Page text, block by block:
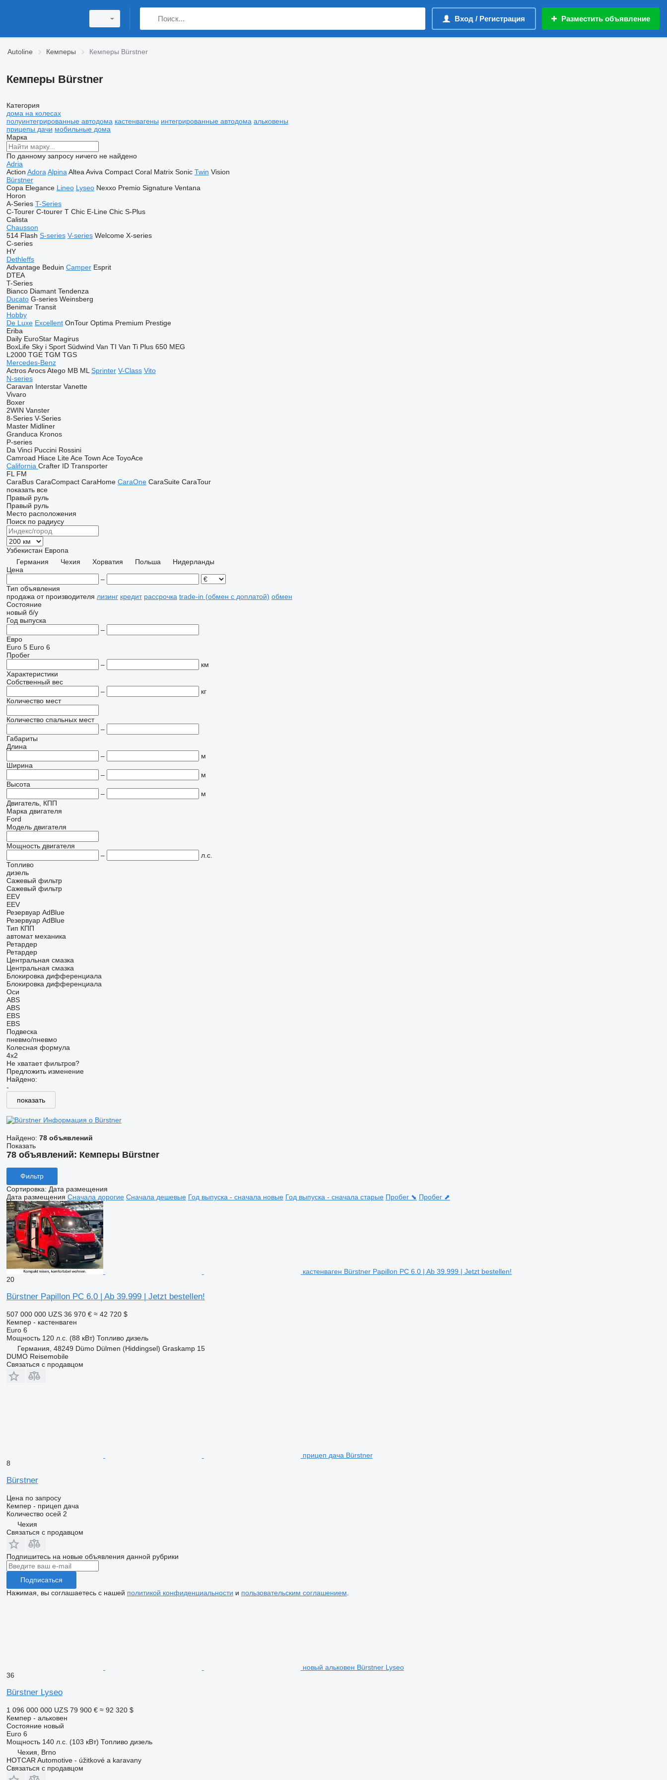
Вход / Регистрация Разместить объявление
Autoline Кемперы Кемперы Bürstner
Кемперы Bürstner
Категория
дома на колесах
полуинтегрированные автодома кастенвагены интегрированные автодома альковены
прицепы дачи мобильные дома
Марка
По данному запросу ничего не найдено
Adria
Action Adora Alpina Altea Aviva Compact Coral Matrix Sonic Twin Vision
Bürstner
Copa Elegance Lineo Lyseo Nexxo Premio Signature Ventana
Horon
A-Series T-Series
C-Tourer C-tourer T Chic E-Line Chic S-Plus
Calista
Chausson
514 Flash S-series V-series Welcome X-series
C-series
HY
Dethleffs
Advantage Beduin Camper Esprit
DTEA
T-Series
Bianco Diamant Tendenza
Ducato G-series Weinsberg
Benimar Transit
Hobby
De Luxe Excellent OnTour Optima Premium Prestige
Eriba
Daily EuroStar Magirus
BoxLife Sky i Sport Südwind Van TI Van Ti Plus 650 MEG
L2000 TGE TGM TGS
Mercedes-Benz
Actros Arocs Atego MB ML Sprinter V-Class Vito
N-series
Caravan Interstar Vanette
Vivaro
Boxer
2WIN Vanster
8-Series V-Series
Master Midliner
Granduca Kronos
P-series
Da Vinci Puccini Rossini
Camroad Hiace Lite Ace Town Ace ToyoAce
California Crafter ID Transporter
FL FM
CaraBus CaraCompact CaraHome CaraOne CaraSuite CaraTour
показать все
Правый руль
Правый руль
Место расположения
Поиск по радиусу
Узбекистан Европа
Германия
Чехия Хорватия Польша
Нидерланды
Цена
–
Тип объявления
продажа от производителя лизинг кредит рассрочка trade-in (обмен с доплатой) обмен
Состояние
новый б/у
Год выпуска
–
Евро
Euro 5 Euro 6
Пробег
–
км
Характеристики
Собственный вес
–
кг
Количество мест
Количество спальных мест
–
Габариты
Длина
–
м
Ширина
–
м
Высота
–
м
Двигатель, КПП
Марка двигателя
Ford
Модель двигателя
Мощность двигателя
–
л.с.
Топливо
дизель
Сажевый фильтр
Сажевый фильтр
EEV
EEV
Резервуар AdBlue
Резервуар AdBlue
Тип КПП
автомат механика
Ретардер
Ретардер
Центральная смазка
Центральная смазка
Блокировка дифференциала
Блокировка дифференциала
Оси
ABS
ABS
EBS
EBS
Подвеска
пневмо/пневмо
Колесная формула
4x2
Не хватает фильтров?
Предложить изменение
Найдено:
-
показать
Информация о Bürstner
Найдено: 78 объявлений
Показать
78 объявлений: Кемперы Bürstner
Фильтр
Сортировка: Дата размещения
Дата размещения Сначала дорогие Сначала дешевые Год выпуска - сначала новые Год выпуска - сначала старые Пробег ⬊ Пробег ⬈
кастенваген Bürstner Papillon PC 6.0 | Ab 39.999 | Jetzt bestellen!
20
Bürstner Papillon PC 6.0 | Ab 39.999 | Jetzt bestellen!
507 000 000 UZS 36 970 € ≈ 42 720 $
Кемпер - кастенваген
Euro 6
Мощность 120 л.с. (88 кВт) Топливо дизель
Германия, 48249 Dümo Dülmen (Hiddingsel) Graskamp 15
DUMO Reisemobile
Связаться с продавцом
прицеп дача Bürstner
8
Bürstner
Цена по запросу
Кемпер - прицеп дача
Количество осей 2
Чехия
Связаться с продавцом
Подпишитесь на новые объявления данной рубрики
Подписаться
Нажимая, вы соглашаетесь с нашей политикой конфиденциальности и пользовательским соглашением
новый альковен Bürstner Lyseo
36
Bürstner Lyseo
1 096 000 000 UZS 79 900 € ≈ 92 320 $
Кемпер - альковен
Состояниеновый
Euro 6
Мощность 140 л.с. (103 кВт) Топливо дизель
Чехия, Brno
HOTCAR Automotive - úžitkové a karavany
Связаться с продавцом